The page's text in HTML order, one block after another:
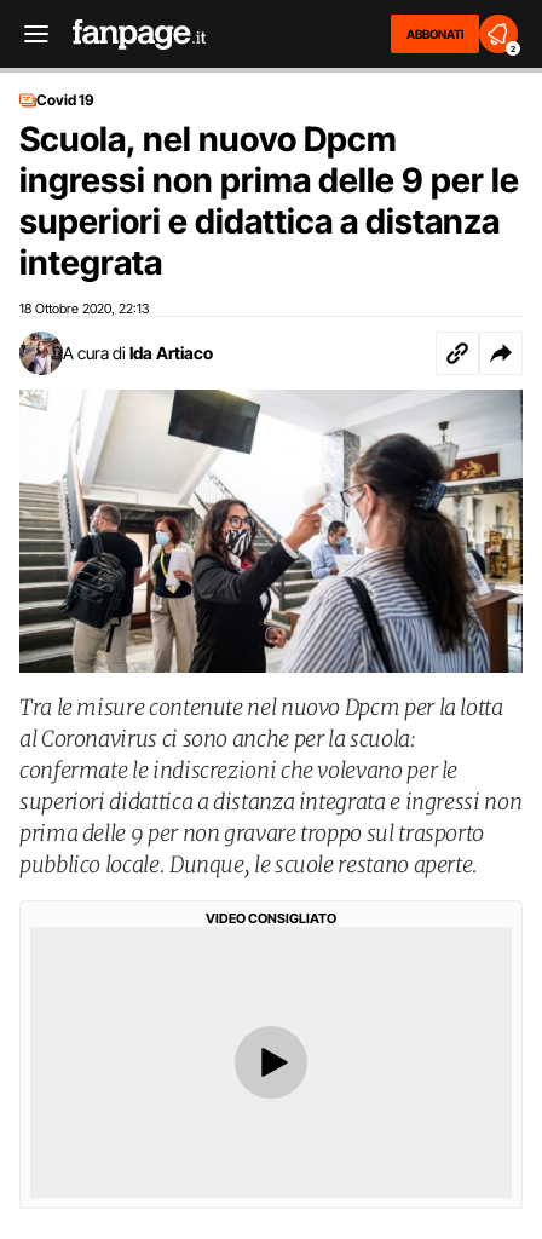
ABBONATI
2
Covid 19
Scuola, nel nuovo Dpcm
ingressi non prima delle 9 per le
superiori e didattica a distanza
integrata
18 Ottobre 2020 22:13
A cura di Ida Artiaco
Tra le misure contenute nel nuovo Dpcm per la lotta
al Coronavirus ci sono anche per la scuola:
confermate le indiscrezioni che volevano per le
superiori didattica a distanza integrata e ingressi non
prima delle 9 per non gravare troppo sul trasporto
pubblico locale. Dunque, le scuole restano aperte.
VIDEO CONSIGLIATO